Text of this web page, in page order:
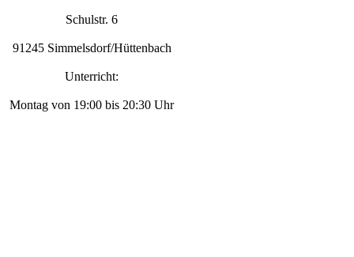
Schulstr. 6
91245 Simmelsdorf/Hüttenbach
Unterricht:
Montag von 19:00 bis 20:30 Uhr